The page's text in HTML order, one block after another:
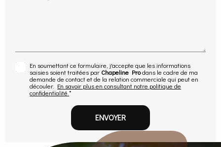
En soumettant ce formulaire, j'accepte que les informations
saisies soient traitées par Chapeline Prodans le cadre de ma
demande de contact et de la relation commerciale qui peut en
découler. En savoir plus en consultant notre politique de
confidentialité.*